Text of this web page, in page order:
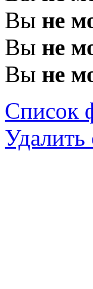
Вы не
Вы не
Вы не
Список